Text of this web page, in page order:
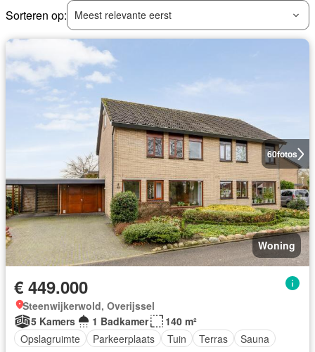
Sorteren op:
Meest relevante eerst
60fotos
Woning
€ 449.000
Steenwijkerwold, Overijssel
5 Kamers
1 Badkamer
140 m²
Opslagruimte
Parkeerplaats Tuin Terras Sauna